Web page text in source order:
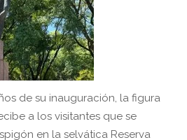
de su inauguración, la figura
a los visitantes que se
en la selvática Reserva